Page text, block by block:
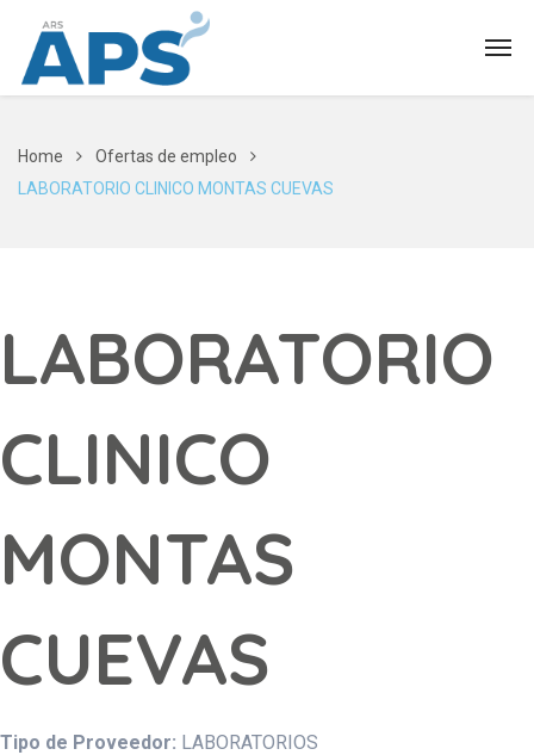
Home
Ofertas de empleo
LABORATORIO CLINICO MONTAS CUEVAS
LABORATORIO
CLINICO
MONTAS
CUEVAS
Tipo de Proveedor: LABORATORIOS